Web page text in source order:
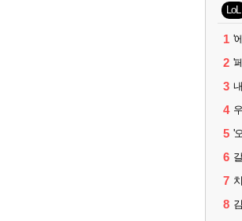
LoL
1
2
3
4
5
6
7
8